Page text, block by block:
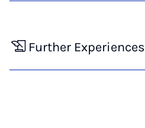
Further Experiences